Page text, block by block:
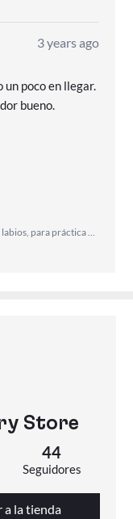
3 years ago
un poco en llegar.
bueno.
Store
44
Seguidores
a la tienda